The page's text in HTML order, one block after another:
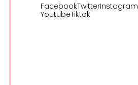
FacebookTwitterInstagram
YoutubeTiktok